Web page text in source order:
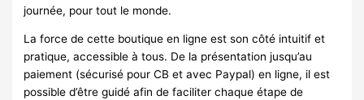
journée, pour tout le monde.
La force de cette boutique en ligne est son côté intuitif et
pratique, accessible à tous. De la présentation jusqu’au
paiement (sécurisé pour CB et avec Paypal) en ligne, il est
possible d’être guidé afin de faciliter chaque étape de